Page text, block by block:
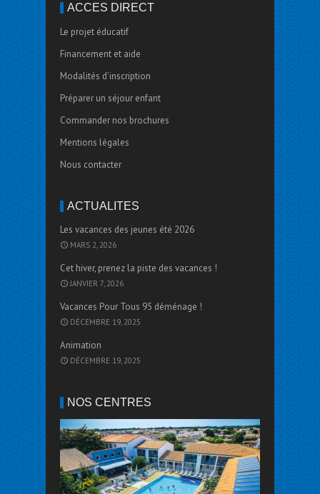
ACCÈS DIRECT
Le projet éducatif
Financement et aide
Modalités d’inscription
Préparer un séjour enfant
Commander nos brochures
Mentions légales
Nous contacter
ACTUALITÉS
Les vacances des jeunes été 2026
MARS 2, 2026
Cet hiver, prenez la piste des vacances !
JANVIER 7, 2026
Vacances Pour Tous 95 déménage !
DÉCEMBRE 19, 2025
Animation
DÉCEMBRE 19, 2025
NOS CENTRES